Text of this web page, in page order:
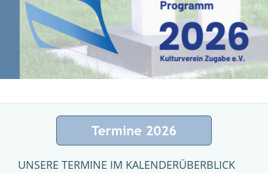
UNSERE TERMINE IM KALENDERÜBERBLICK